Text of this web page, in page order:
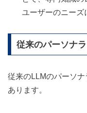
ユーザーのニーズ
従来のパーソナ
従来のLLMのパーソ
あります。